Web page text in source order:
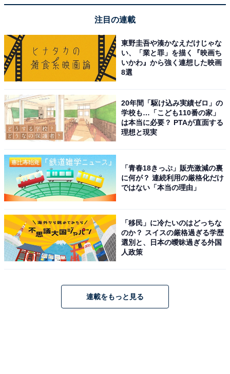
注目の連載
東野圭吾や湊かなえだけじゃな
い、「業と罪」を描く『映画ち
いかわ』から強く連想した映画
8選
20年間「駆け込み実績ゼロ」の
学校も…「こども110番の家」
は本当に必要？ PTAが直面する
理想と現実
「青春18きっぷ」販売激減の裏
に何が？ 連続利用の厳格化だけ
ではない「本当の理由」
「移民」に冷たいのはどっちな
のか？ スイスの厳格過ぎる学歴
選別と、日本の曖昧過ぎる外国
人政策
連載をもっと見る